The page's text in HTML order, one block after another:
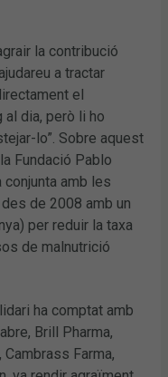
la contribució
a tractar
el
al dia, però li ho
lo”. Sobre aquest
Fundació Pablo
conjunta amb les
de 2008 amb un
per reduir la taxa
de malnutrició
ha comptat amb
Brill Pharma,
Farma,